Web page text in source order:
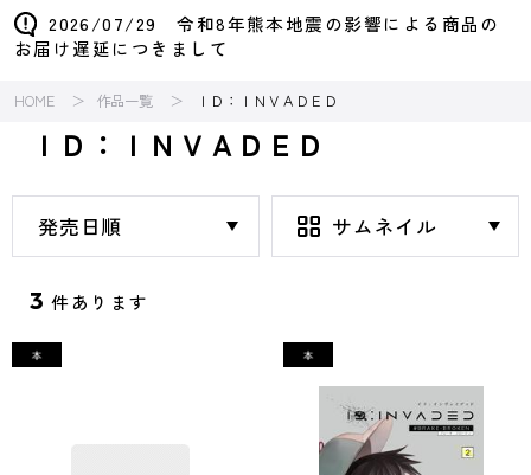
2026/07/29 令和8年熊本地震の影響による商品の
お届け遅延につきまして
HOME 作品一覧 ＩＤ：ＩＮＶＡＤＥＤ
ＩＤ：ＩＮＶＡＤＥＤ
3 件あります